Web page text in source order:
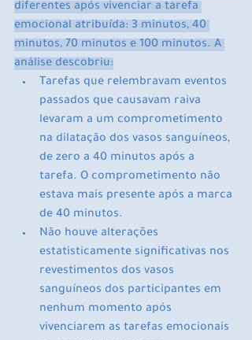
diferentes após vivenciar a tarefa
emocional atribuída: 3 minutos, 40
minutos, 70 minutos e 100 minutos. A
análise descobriu:
Tarefas que relembravam eventos
passados ​​que causavam raiva
levaram a um comprometimento
na dilatação dos vasos sanguíneos,
de zero a 40 minutos após a
tarefa. O comprometimento não
estava mais presente após a marca
de 40 minutos.
Não houve alterações
estatisticamente significativas nos
revestimentos dos vasos
sanguíneos dos participantes em
nenhum momento após
vivenciarem as tarefas emocionais